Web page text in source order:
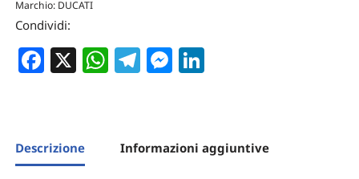
Marchio: DUCATI
Condividi:
Facebook
X WhatsApp
Telegram
Messenger
Descrizione Informazioni aggiuntive